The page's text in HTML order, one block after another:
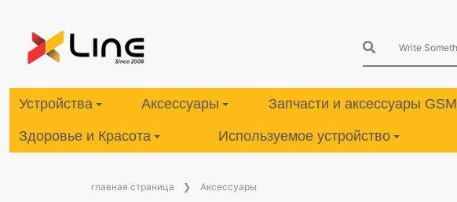
Устройства Аксессуары Запчасти и аксессуары GSM
Здоровье и Красота Используемое устройство
главная страница Аксессуары